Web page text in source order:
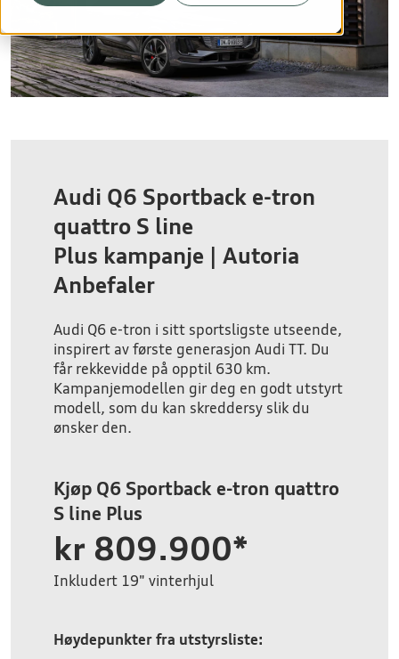
Audi Q6 Sportback e-tron
quattro S line
Plus kampanje | Autoria
Anbefaler
Audi Q6 e-tron i sitt sportsligste utseende,
inspirert av første generasjon Audi TT. Du
får rekkevidde på opptil 630 km.
Kampanjemodellen gir deg en godt utstyrt
modell, som du kan skreddersy slik du
ønsker den.
Kjøp Q6 Sportback e-tron quattro
S line Plus
kr 809.900*
Inkludert 19" vinterhjul
Høydepunkter fra utstyrsliste: